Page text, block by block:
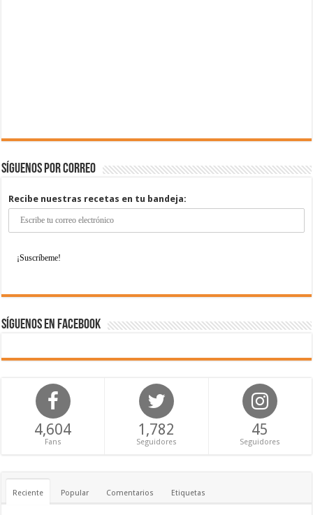
Síguenos por correo
Recibe nuestras recetas en tu bandeja:
Síguenos en Facebook
4,604
Fans
1,782
Seguidores
45
Seguidores
Reciente Popular Comentarios Etiquetas